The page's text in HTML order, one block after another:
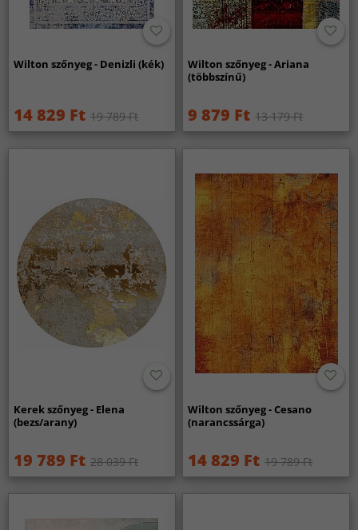
Wilton szőnyeg - Denizli (kék)
14 829 Ft 19 789 Ft
Wilton szőnyeg - Ariana
(többszínű)
9 879 Ft 13 179 Ft
Kerek szőnyeg - Elena
(bezs/arany)
19 789 Ft 28 039 Ft
Wilton szőnyeg - Cesano
(narancssárga)
14 829 Ft 19 789 Ft